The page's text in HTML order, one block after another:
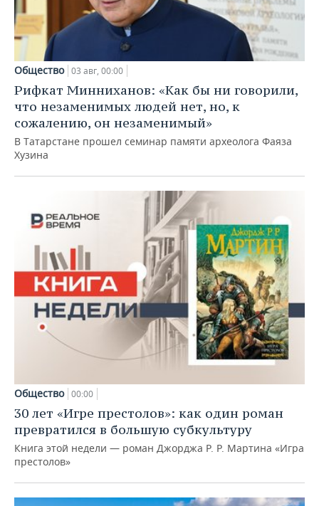
Общество 03 авг, 00:00
Рифкат Минниханов: «Как бы ни говорили,
что незаменимых людей нет, но, к
сожалению, он незаменимый»
В Татарстане прошел семинар памяти археолога Фаяза
Хузина
Общество 00:00
30 лет «Игре престолов»: как один роман
превратился в большую субкультуру
Книга этой недели — роман Джорджа Р. Р. Мартина «Игра
престолов»